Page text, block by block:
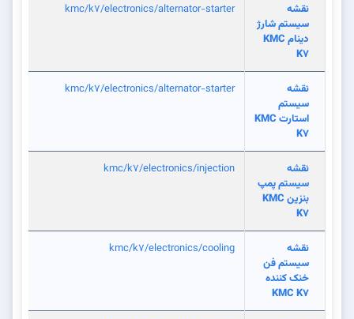
نقشه
سیستم شارژ
دینام KMC
K7
kmc/k7/electronics/alternator-starter
نقشه
سیستم
استارت KMC
K7
kmc/k7/electronics/alternator-starter
نقشه
سیستم پمپ
بنزین KMC
K7
kmc/k7/electronics/injection
نقشه
سیستم فن
خنک کننده
KMC K7
kmc/k7/electronics/cooling